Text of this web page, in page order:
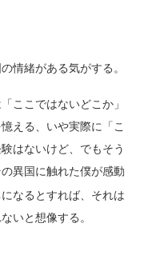
情緒がある気がする。
ここではないどこか」
える、いや実際に「こ
はないけど、でもそう
異国に触れた僕が感動
なるとすれば、それは
いと想像する。